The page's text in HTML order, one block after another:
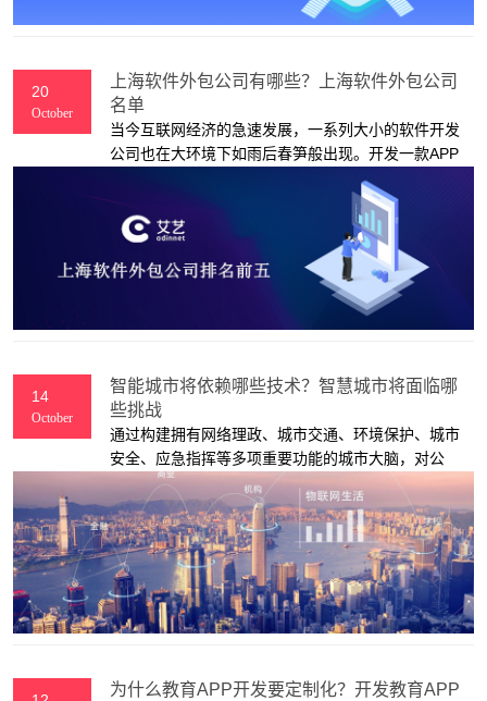
20
October
上海软件外包公司有哪些？上海软件外包公司
名单
当今互联网经济的急速发展，一系列大小的软件开发
公司也在大环境下如雨后春笋般出现。开发一款APP
软件成为当下极其流行，同样也是竞争力极其大的一
种商业模式。虽然国内软件开发公司都发展壮大起来
了，但是各地软件开发公司的实力及资质仍然参差不
齐。下面为大家介绍下近期国内软件开发公司的排名
汇总。
14
October
智能城市将依赖哪些技术？智慧城市将面临哪
些挑战
通过构建拥有网络理政、城市交通、环境保护、城市
安全、应急指挥等多项重要功能的城市大脑，对公
安、交通、建设、水利、卫生、教育、 旅游、城管、
安监、环保等城市治理数据的全面汇聚、叠加分析和
深度利用，完成对城市异常的智能预警、关键问题的
智慧决策、重大事件的 协同处置，使之成为城市的服
务中心、治理中心和应急中心，为党和政府综合决策
和应急指挥提供强大的信息内容保障、信息通信保障
和信息 安全保障，实现社会治理体系的智慧化。
为什么教育APP开发要定制化？开发教育APP